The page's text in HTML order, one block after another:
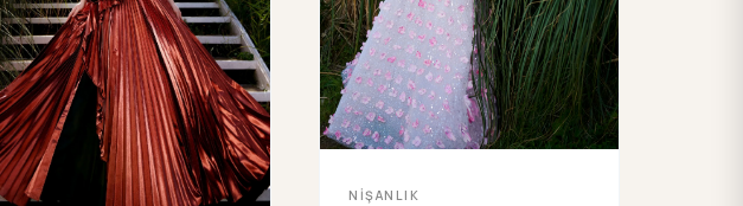
NİŞANLIK